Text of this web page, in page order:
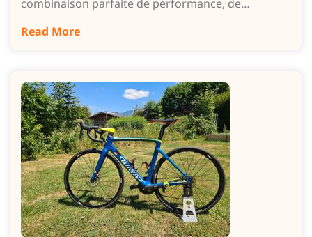
combinaison parfaite de performance, de…
Read More